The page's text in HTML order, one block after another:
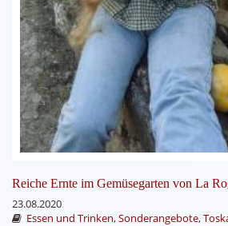
Reiche Ernte im Gemüsegarten von La
23.08.2020
Essen und Trinken,Sonderangebote,